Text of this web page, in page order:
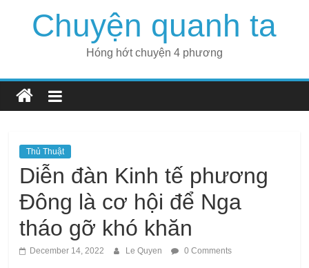
Chuyện quanh ta
Hóng hớt chuyện 4 phương
Thủ Thuật
Diễn đàn Kinh tế phương
Đông là cơ hội để Nga
tháo gỡ khó khăn
December 14, 2022 Le Quyen 0 Comments